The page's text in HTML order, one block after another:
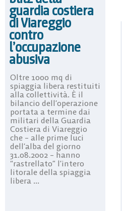
guardia costiera
di Viareggio
contro
l’occupazione
abusiva
Oltre 1000 mq di
spiaggia libera restituiti
alla collettività. È il
bilancio dell’operazione
portata a termine dai
militari della Guardia
Costiera di Viareggio
che – alle prime luci
dell’alba del giorno
31.08.2002 – hanno
“rastrellato” l’intero
litorale della spiaggia
libera ...